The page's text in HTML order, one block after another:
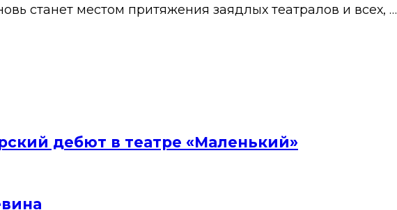
станет местом притяжения заядлых театралов и всех, …
дебют в театре «Маленький»